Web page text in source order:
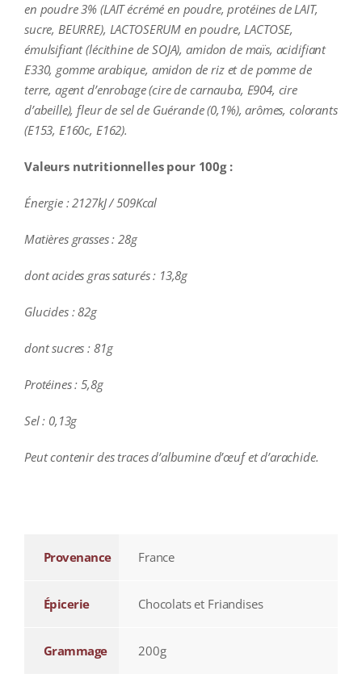
en poudre 3% (LAIT écrémé en poudre, protéines de LAIT,
sucre, BEURRE), LACTOSERUM en poudre, LACTOSE,
émulsifiant (lécithine de SOJA), amidon de maïs, acidifiant
E330, gomme arabique, amidon de riz et de pomme de
terre, agent d’enrobage (cire de carnauba, E904, cire
d’abeille), fleur de sel de Guérande (0,1%), arômes, colorants
(E153, E160c, E162).
Valeurs nutritionnelles pour 100g :
Énergie : 2127kJ / 509Kcal
Matières grasses : 28g
dont acides gras saturés : 13,8g
Glucides : 82g
dont sucres : 81g
Protéines : 5,8g
Sel : 0,13g
Peut contenir des traces d’albumine d’œuf et d’arachide.
Provenance France
Épicerie Chocolats et Friandises
Grammage 200g